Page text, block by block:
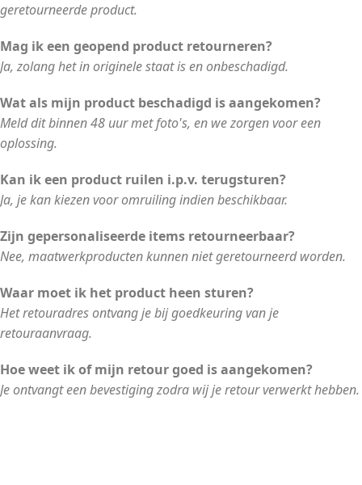
geretourneerde product.
Mag ik een geopend product retourneren?
Ja, zolang het in originele staat is en onbeschadigd.
Wat als mijn product beschadigd is aangekomen?
Meld dit binnen 48 uur met foto's, en we zorgen voor een
oplossing.
Kan ik een product ruilen i.p.v. terugsturen?
Ja, je kan kiezen voor omruiling indien beschikbaar.
Zijn gepersonaliseerde items retourneerbaar?
Nee, maatwerkproducten kunnen niet geretourneerd worden.
Waar moet ik het product heen sturen?
Het retouradres ontvang je bij goedkeuring van je
retouraanvraag.
Hoe weet ik of mijn retour goed is aangekomen?
Je ontvangt een bevestiging zodra wij je retour verwerkt hebben.